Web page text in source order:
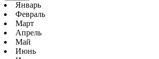
Январь
Февраль
Март
Апрель
Май
Июнь